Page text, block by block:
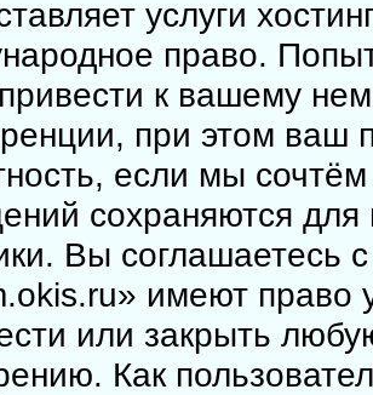
услуги
право.
к вашему
при этом ваш
если мы
сохраняются для
Вы соглашаетесь
имеют право
или закрыть
Как